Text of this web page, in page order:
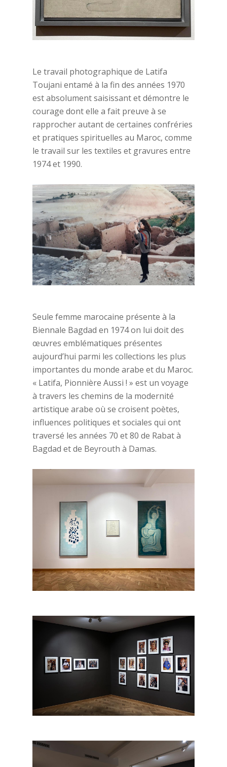
Le travail photographique de Latifa
Toujani entamé à la fin des années 1970
est absolument saisissant et démontre le
courage dont elle a fait preuve à se
rapprocher autant de certaines confréries
et pratiques spirituelles au Maroc, comme
le travail sur les textiles et gravures entre
1974 et 1990.
Seule femme marocaine présente à la
Biennale Bagdad en 1974 on lui doit des
œuvres emblématiques présentes
aujourd’hui parmi les collections les plus
importantes du monde arabe et du Maroc.
« Latifa, Pionnière Aussi ! » est un voyage
à travers les chemins de la modernité
artistique arabe où se croisent poètes,
influences politiques et sociales qui ont
traversé les années 70 et 80 de Rabat à
Bagdad et de Beyrouth à Damas.